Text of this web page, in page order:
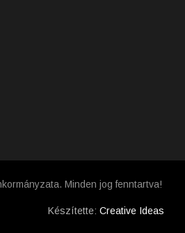
Minden jog fenntartva!
Készítette: Creative Ideas